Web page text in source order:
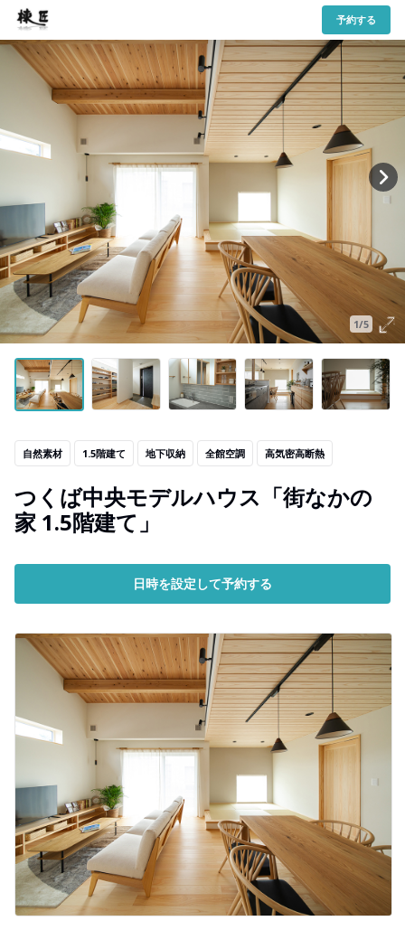
予約する
1/5
自然素材 1.5階建て 地下収納 全館空調 高気密高断熱
つくば中央モデルハウス「街なかの
家 1.5階建て」
日時を設定して予約する